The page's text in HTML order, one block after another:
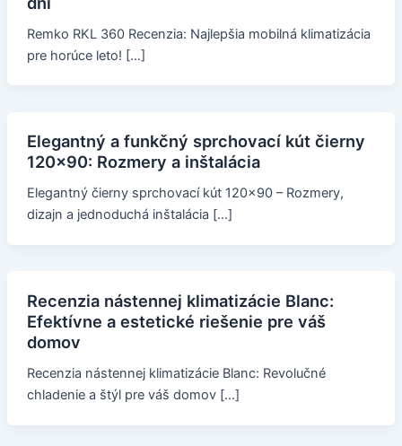
Remko RKL 360 Recenzia: Najlepšia mobilná klimatizácia
pre horúce leto! […]
Elegantný a funkčný sprchovací kút čierny
120x90: Rozmery a inštalácia
Elegantný čierny sprchovací kút 120x90 – Rozmery,
dizajn a jednoduchá inštalácia […]
Recenzia nástennej klimatizácie Blanc:
Efektívne a estetické riešenie pre váš
domov
Recenzia nástennej klimatizácie Blanc: Revolučné
chladenie a štýl pre váš domov […]